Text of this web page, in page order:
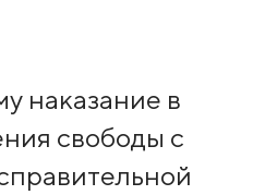
наказание в
свободы с